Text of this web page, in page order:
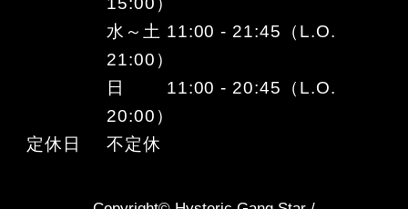
水～土 11:00 - 21:45（L.O.
21:00）
日 11:00 - 20:45（L.O.
20:00）
定休日
不定休